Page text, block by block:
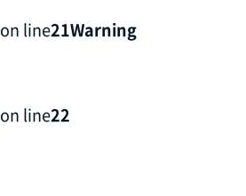
on line21Warning
on line22